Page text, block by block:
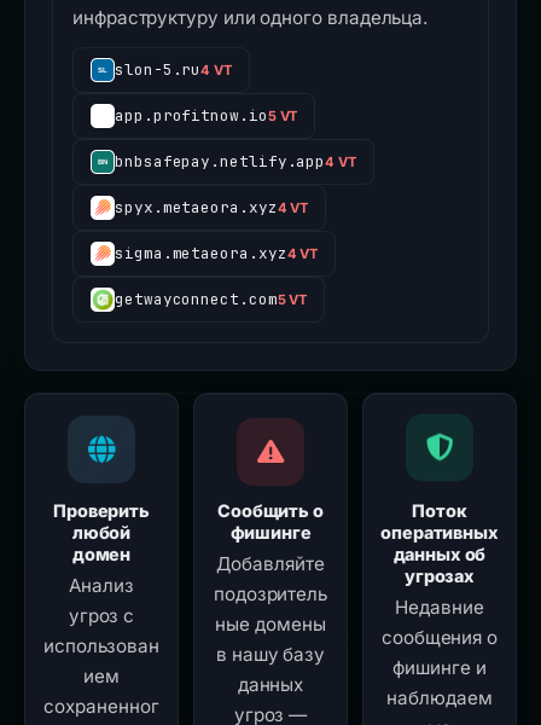
инфраструктуру или одного владельца.
slon-5.ru4 VT
app.profitnow.io5 VT
bnbsafepay.netlify.app4 VT
spyx.metaeora.xyz4 VT
sigma.metaeora.xyz4 VT
getwayconnect.com5 VT
Проверить
любой
домен
Анализ
угроз с
использован
ием
сохраненног
Сообщить о
фишинге
Добавляйте
подозритель
ные домены
в нашу базу
данных
угроз —
Поток
оперативных
данных об
угрозах
Недавние
сообщения о
фишинге и
наблюдаем